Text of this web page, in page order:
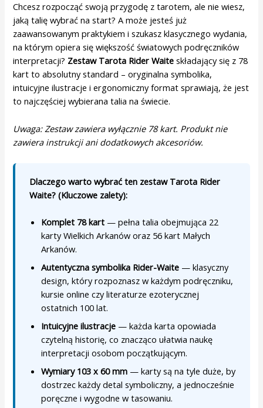
Chcesz rozpocząć swoją przygodę z tarotem, ale nie wiesz,
jaką talię wybrać na start? A może jesteś już
zaawansowanym praktykiem i szukasz klasycznego wydania,
na którym opiera się większość światowych podręczników
interpretacji? Zestaw Tarota Rider Waite składający się z 78
kart to absolutny standard – oryginalna symbolika,
intuicyjne ilustracje i ergonomiczny format sprawiają, że jest
to najczęściej wybierana talia na świecie.
Uwaga: Zestaw zawiera wyłącznie 78 kart. Produkt nie
zawiera instrukcji ani dodatkowych akcesoriów.
Dlaczego warto wybrać ten zestaw Tarota Rider
Waite? (Kluczowe zalety):
Komplet 78 kart — pełna talia obejmująca 22
karty Wielkich Arkanów oraz 56 kart Małych
Arkanów.
Autentyczna symbolika Rider-Waite — klasyczny
design, który rozpoznasz w każdym podręczniku,
kursie online czy literaturze ezoterycznej
ostatnich 100 lat.
Intuicyjne ilustracje — każda karta opowiada
czytelną historię, co znacząco ułatwia naukę
interpretacji osobom początkującym.
Wymiary 103 x 60 mm — karty są na tyle duże, by
dostrzec każdy detal symboliczny, a jednocześnie
poręczne i wygodne w tasowaniu.